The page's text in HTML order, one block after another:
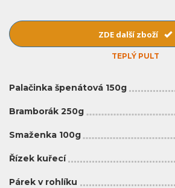
ZDE další zboží
TEPLÝ PULT
Palačinka špenátová 150g
Bramborák 250g
Smaženka 100g
Řízek kuřecí
Párek v rohlíku